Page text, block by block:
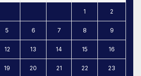
1 2
5 6 7 8 9
12 13 14 15 16
19 20 21 22 23